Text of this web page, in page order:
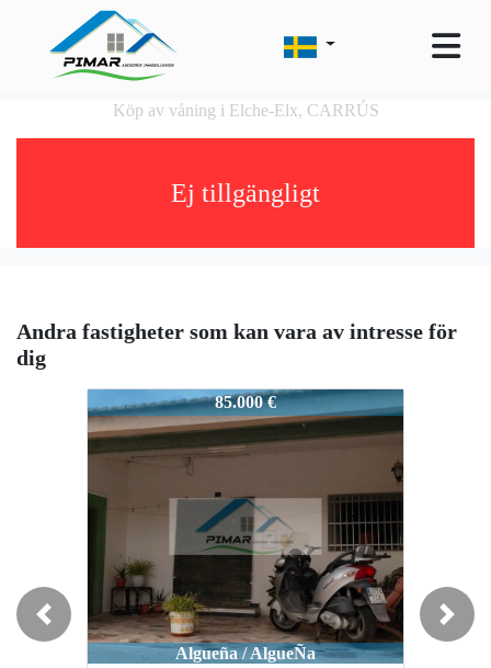
Köp av våning i Elche-Elx, CARRÚS
Ej tillgängligt
Andra fastigheter som kan vara av intresse för
dig
1417PM
85.000 €
Algueña / AlgueÑa
Previous Next